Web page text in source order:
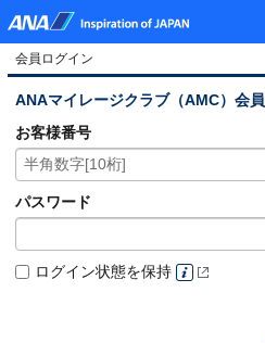
会員ログイン
ANAマイレージクラブ（AMC）会員
お客様番号
パスワード
ログイン状態を保持